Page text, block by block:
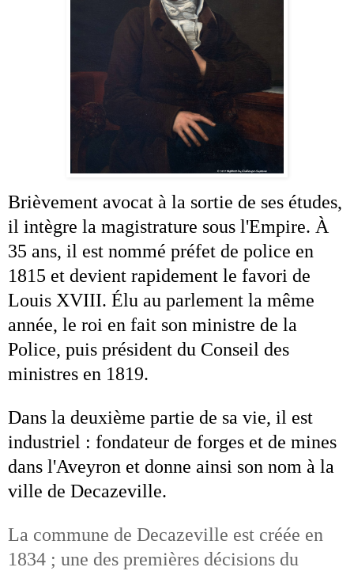
Brièvement avocat à la sortie de ses études,
il intègre la magistrature sous l'Empire. À
35 ans, il est nommé préfet de police en
1815 et devient rapidement le favori de
Louis XVIII. Élu au parlement la même
année, le roi en fait son ministre de la
Police, puis président du Conseil des
ministres en 1819.
Dans la deuxième partie de sa vie, il est
industriel : fondateur de forges et de mines
dans l'Aveyron et donne ainsi son nom à la
ville de Decazeville.
La commune de Decazeville est créée en
1834 ; une des premières décisions du